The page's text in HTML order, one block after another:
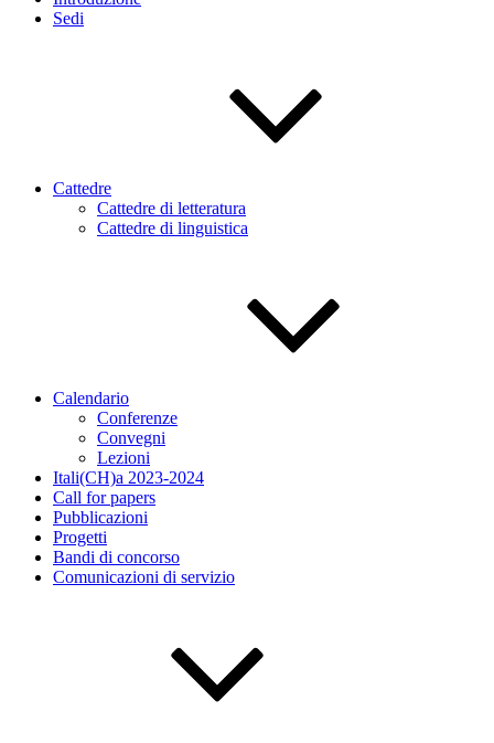
Sedi
Cattedre
Cattedre di letteratura
Cattedre di linguistica
Calendario
Conferenze
Convegni
Lezioni
Itali(CH)a 2023-2024
Call for papers
Pubblicazioni
Progetti
Bandi di concorso
Comunicazioni di servizio